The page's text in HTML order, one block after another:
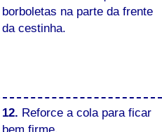
borboletas na parte da frente
da cestinha.
12. Reforce a cola para ficar